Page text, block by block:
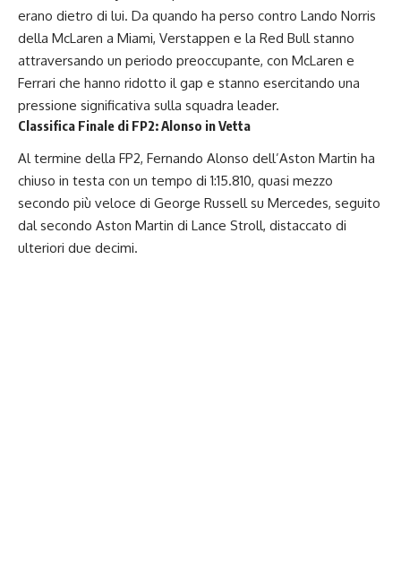
erano dietro di lui. Da quando ha perso contro Lando Norris
della McLaren a Miami, Verstappen e la Red Bull stanno
attraversando un periodo preoccupante, con McLaren e
Ferrari che hanno ridotto il gap e stanno esercitando una
pressione significativa sulla squadra leader.
Classifica Finale di FP2: Alonso in Vetta
Al termine della FP2, Fernando Alonso dell’Aston Martin ha
chiuso in testa con un tempo di 1:15.810, quasi mezzo
secondo più veloce di George Russell su Mercedes, seguito
dal secondo Aston Martin di Lance Stroll, distaccato di
ulteriori due decimi.